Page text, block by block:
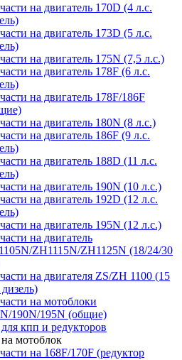
на двигатель 170D (4 л.с.
на двигатель 173D (5 л.с.
на двигатель 175N (7,5 л.с.)
на двигатель 178F (6 л.с.
на двигатель 178F/186F
на двигатель 180N (8 л.с.)
на двигатель 186F (9 л.с.
на двигатель 188D (11 л.с.
на двигатель 190N (10 л.с.)
на двигатель 192D (12 л.с.
на двигатель 195N (12 л.с.)
на двигатель
ZH1115N/ZH1125N (18/24/30
на двигателя ZS/ZH 1100 (15
на мотоблоки
190N/195N (общие)
кпп и редукторов
мотоблок
на 168F/170F (редуктор